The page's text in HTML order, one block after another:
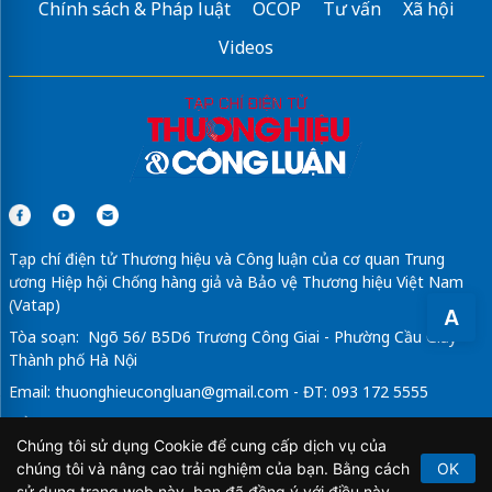
A
Sửa máy rửa bát bosch
Chính sách & Pháp luật
OCOP Tư vấn
Xã hội
Videos
Tạp chí điện tử Thương hiệu và Công luận của cơ quan Trung
ương Hiệp hội Chống hàng giả và Bảo vệ Thương hiệu Việt Nam
(Vatap)
Tòa soạn: Ngõ 56/ B5D6 Trương Công Giai - Phường Cầu Giấy -
Thành phố Hà Nội
Email: thuonghieucongluan@gmail.com - ĐT: 093 172 5555
Tổng Biên Tập: Vũ Đức Thuận
Giấy phép hoạt động báo chí điện tử số 64/GP-BTTTT do Bộ
Thông tin và Truyền thông cấp ngày 21/2/2020.
Chúng tôi sử dụng Cookie để cung cấp dịch vụ của
chúng tôi và nâng cao trải nghiệm của bạn. Bằng cách
OK